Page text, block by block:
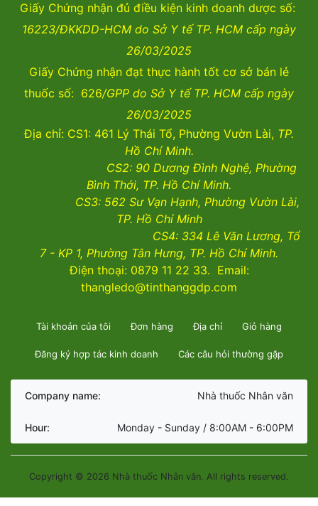
Giấy Chứng nhận đủ điều kiện kinh doanh dược số:
16223/ĐKKDD-HCM do Sở Y tế TP. HCM cấp ngày
26/03/2025
Giấy Chứng nhận đạt thực hành tốt cơ sở bán lẻ
thuốc số: 626/GPP do Sở Y tế TP. HCM cấp ngày
26/03/2025
Địa chỉ: CS1: 461 Lý Thái Tổ, Phường Vườn Lài, TP.
Hồ Chí Minh.
CS2: 90 Dương Đình Nghệ, Phường
Bình Thới, TP. Hồ Chí Minh.
CS3: 562 Sư Vạn Hạnh, Phường Vườn Lài,
TP. Hồ Chí Minh
CS4: 334 Lê Văn Lương, Tổ
7 - KP 1, Phường Tân Hưng, TP. Hồ Chí Minh.
Điện thoại: 0879 11 22 33. Email:
thangledo@tinthanggdp.com
Tài khoản của tôi Đơn hàng Địa chỉ Giỏ hàng
Đăng ký hợp tác kinh doanh Các câu hỏi thường gặp
Company name: Nhà thuốc Nhân văn
Hour: Monday - Sunday / 8:00AM - 6:00PM
Copyright © 2026 Nhà thuốc Nhân văn. All rights reserved.